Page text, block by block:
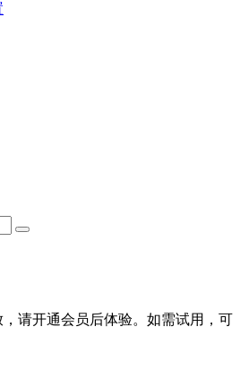
请开通会员后体验。如需试用，可